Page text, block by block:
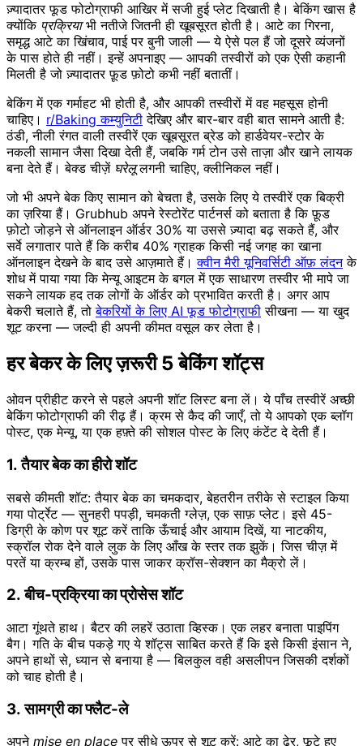
ज़्यादातर फूड फोटोग्राफी आखिर में सजी हुई प्लेट दिखाती है। बेकिंग खास है
क्योंकि प्रक्रियाभी नतीजे जितनी ही खूबसूरत होती है। आटे का गिरना,
समृद्ध आटे का खिंचाव, पाई पर बुनी जाली — ये ऐसे पल हैं जो दूसरे व्यंजनों
के पास होते ही नहीं। इन्हें अपनाइए — आपकी तस्वीरों को एक ऐसी कहानी
मिलती है जो ज़्यादातर फ़ूड फ़ोटो कभी नहीं बतातीं।
बेकिंग में एक गर्माहट भी होती है, और आपकी तस्वीरों में वह महसूस होनी
चाहिए। r/Baking कम्युनिटी देखिए और बार-बार वही बात सामने आती है:
ठंडी, नीली रंगत वाली तस्वीरें एक खूबसूरत ब्रेड को हार्डवेयर-स्टोर के
नकली सामान जैसा दिखा देती हैं, जबकि गर्म टोन उसे ताज़ा और खाने लायक
बना देते हैं। बेक्ड चीज़ें घरेलूलगनी चाहिए, क्लीनिकल नहीं।
जो भी अपने बेक किए सामान को बेचता है, उसके लिए ये तस्वीरें एक बिक्री
का ज़रिया हैं। Grubhub अपने रेस्टोरेंट पार्टनर्स को बताता है कि फ़ूड
फ़ोटो जोड़ने से ऑनलाइन ऑर्डर 30% या उससे ज़्यादा बढ़ सकते हैं, और
सर्वे लगातार पाते हैं कि करीब 40% ग्राहक किसी नई जगह का खाना
ऑनलाइन देखने के बाद उसे आज़माते हैं।क्वीन मैरी यूनिवर्सिटी ऑफ़ लंदनके
शोध में पाया गया कि मेन्यू आइटम के बगल में एक साधारण तस्वीर भी मापे जा
सकने लायक हद तक लोगों के ऑर्डर को प्रभावित करती है। अगर आप
बेकरी चलाते हैं, तोबेकरियों के लिए AI फूड फोटोग्राफी सीखना — या खुद
शूट करना — जल्दी ही अपनी कीमत वसूल कर लेता है।
हर बेकर के लिए ज़रूरी 5 बेकिंग शॉट्स
ओवन प्रीहीट करने से पहले अपनी शॉट लिस्ट बना लें। ये पाँच तस्वीरें अच्छी
बेकिंग फोटोग्राफी की रीढ़ हैं। क्रम से कैद की जाएँ, तो ये आपको एक ब्लॉग
पोस्ट, एक मेन्यू, या एक हफ़्ते की सोशल पोस्ट के लिए कंटेंट दे देती हैं।
1. तैयार बेक का हीरो शॉट
सबसे कीमती शॉट: तैयार बेक का चमकदार, बेहतरीन तरीके से स्टाइल किया
गया पोर्ट्रेट — सुनहरी पपड़ी, चमकती ग्लेज़, एक साफ़ प्लेट। इसे 45-
डिग्री के कोण पर शूट करें ताकि ऊँचाई और आयाम दिखें, या नाटकीय,
स्क्रॉल रोक देने वाले लुक के लिए आँख के स्तर तक झुकें। जिस चीज़ में
परतें या क्रम्ब हों, उसके पास जाकर क्रॉस-सेक्शन का मैक्रो लें।
2. बीच-प्रक्रिया का प्रोसेस शॉट
आटा गूंथते हाथ। बैटर की लहरें उठाता व्हिस्क। एक लहर बनाता पाइपिंग
बैग। गति के बीच पकड़े गए ये शॉट्स साबित करते हैं कि इसे किसी इंसान ने,
अपने हाथों से, ध्यान से बनाया है — बिलकुल वही असलीपन जिसकी दर्शकों
को चाह होती है।
3. सामग्री का फ्लैट-ले
अपने mise en place पर सीधे ऊपर से शूट करें: आटे का ढेर, फूटे हुए